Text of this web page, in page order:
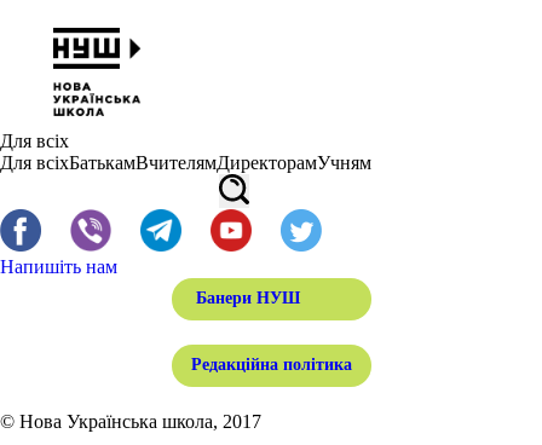
Для всіх
Для всіхБатькамВчителямДиректорамУчням
Напишіть нам
Банери НУШ
Редакційна політика
© Нова Українська школа, 2017